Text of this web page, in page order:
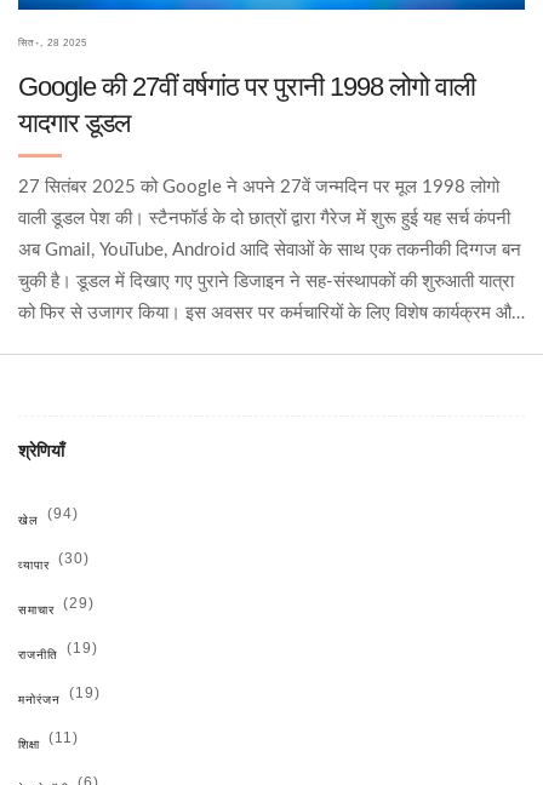
सित॰, 28 2025
Google की 27वीं वर्षगांठ पर पुरानी 1998 लोगो वाली
यादगार डूडल
27 सितंबर 2025 को Google ने अपने 27वें जन्मदिन पर मूल 1998 लोगो
वाली डूडल पेश की। स्टैनफॉर्ड के दो छात्रों द्वारा गैरेज में शुरू हुई यह सर्च कंपनी
अब Gmail, YouTube, Android आदि सेवाओं के साथ एक तकनीकी दिग्गज बन
चुकी है। डूडल में दिखाए गए पुराने डिजाइन ने सह-संस्थापकों की शुरुआती यात्रा
को फिर से उजागर किया। इस अवसर पर कर्मचारियों के लिए विशेष कार्यक्रम और
श्रेणियाँ
खेल (94)
व्यापार (30)
समाचार (29)
राजनीति (19)
मनोरंजन (19)
शिक्षा (11)